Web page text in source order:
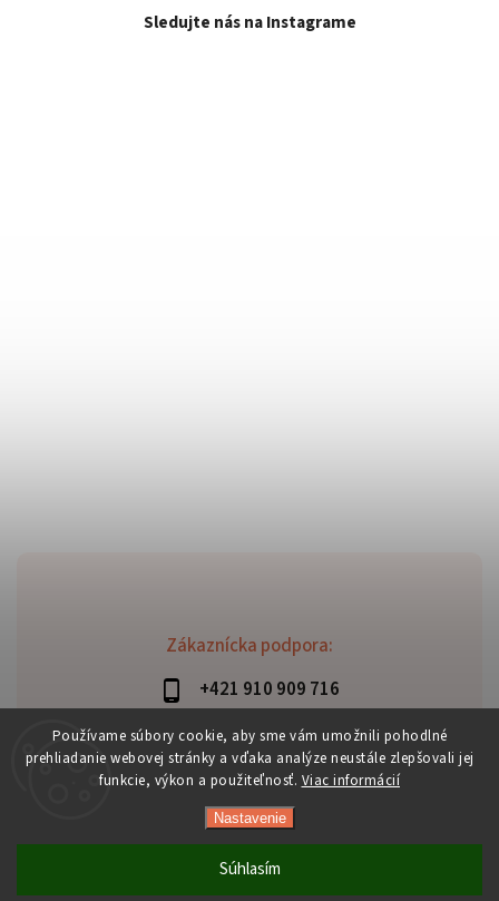
Používame súbory cookie, aby sme vám umožnili pohodlné
prehliadanie webovej stránky a vďaka analýze neustále zlepšovali jej
funkcie, výkon a použiteľnosť. Viac informácií
Nastavenie
Súhlasím
Zákaznícka podpora:
+421 910 909 716
lubomir.haraus@alterbike.sk
Sledujte nás na Instagrame
Copyright 2026
Shoptet | Design